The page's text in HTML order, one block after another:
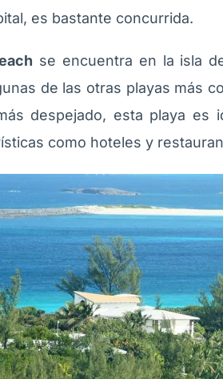
es bastante concurrida.
se encuentra en la isla
de las otras playas más
despejado, esta playa es
como hoteles y